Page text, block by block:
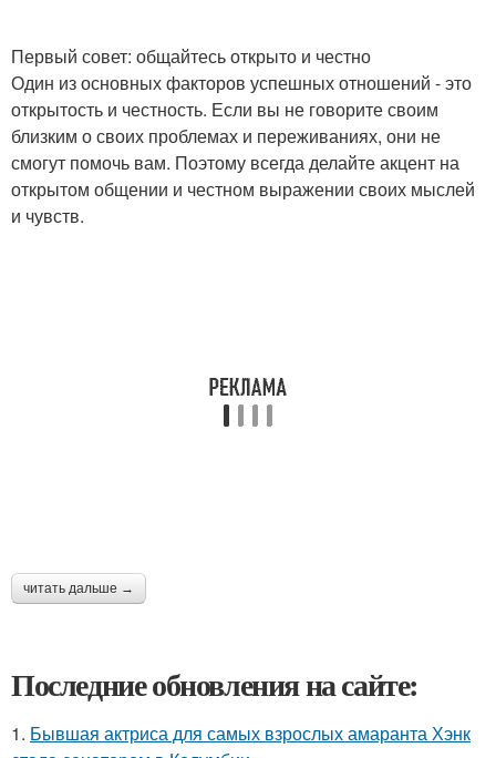
Первый совет: общайтесь открыто и честно
Один из основных факторов успешных отношений - это
открытость и честность. Если вы не говорите своим
близким о своих проблемах и переживаниях, они не
смогут помочь вам. Поэтому всегда делайте акцент на
открытом общении и честном выражении своих мыслей
и чувств.
читать дальше →
Последние обновления на сайте:
1. Бывшая актриса для самых взрослых амаранта Хэнк